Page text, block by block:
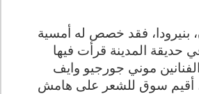
بنيرودا، فقد خصص له أمسية
حديقة المدينة قرأت فيها
موني جورجيو وايف
أقيم سوق للشعر على هامش